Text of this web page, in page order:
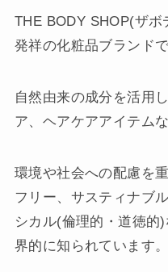
THE BODY SHOP(ザ
発祥の化粧品ブランドで
自然由来の成分を活用
ア、ヘアケアアイテム
環境や社会への配慮を
フリー、サスティナブ
シカル(倫理的・道徳的
界的に知られています。